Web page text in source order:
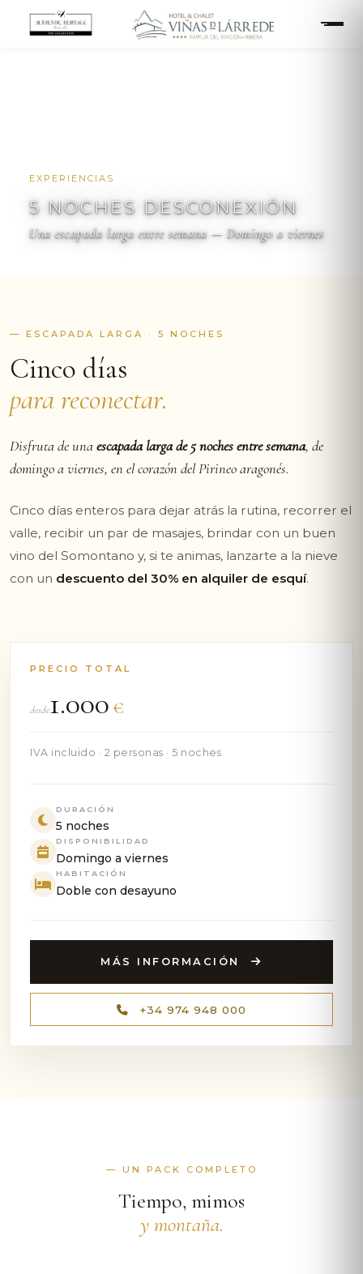
EXPERIENCIAS
5 NOCHES DESCONEXIÓN
Una escapada larga entre semana — Domingo a viernes
— ESCAPADA LARGA · 5 NOCHES
Cinco días
para reconectar.
Disfruta de unaescapada larga de 5 noches entre semana, de
domingo a viernes, en el corazón del Pirineo aragonés.
Cinco días enteros para dejar atrás la rutina, recorrer el
valle, recibir un par de masajes, brindar con un buen
vino del Somontano y, si te animas, lanzarte a la nieve
con un descuento del 30% en alquiler de esquí.
PRECIO TOTAL
desde1.000 €
IVA incluido · 2 personas · 5 noches
DURACIÓN
5 noches
DISPONIBILIDAD
Domingo a viernes
HABITACIÓN
Doble con desayuno
MÁS INFORMACIÓN
+34 974 948 000
— UN PACK COMPLETO
Tiempo, mimos
y montaña.